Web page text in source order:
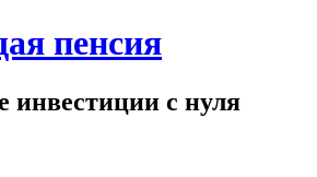
пенсия
инвестиции с нуля